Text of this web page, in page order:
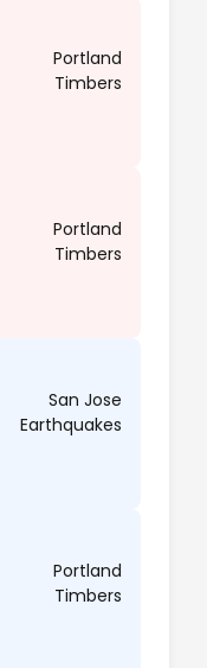
Portland
Timbers
Portland
Timbers
San Jose
Earthquakes
Portland
Timbers